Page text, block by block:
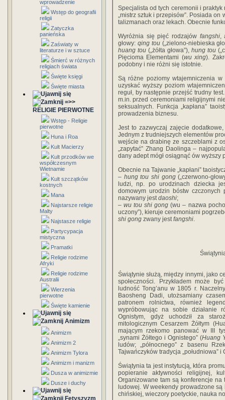
wprowadzenie
Wstęp do geografii
religii
Zatyczka
panieńska
Zaświaty w
literaturze i w sztuce
Śmierć w różnych
religiach świata
Święte księgi
Święte miasta
=>>
RELIGIE PIERWOTNE
Wstęp - Religie
pierwotne
Huna i Roa
Kult Macierzy
Kult przodków we
współczesnym
Wietnamie
Kult szczątków
kostnych
Mana
Najstarsze religie
Malty
Najstasze religie
Partycypacja
mistyczna
Pramatki
Religie rodzime
Afryki
Religie rodzime
Australii
Wierzenia
pierwotne
Święte kamienie
Animizm
Animizm
Animizm 2
Animizm Tylora
Animizm i manizm
Dusza w animizmie
Dusze i duchy
Fetyszyzm
Specjalista od tych ceremonii i
„mistrz sztuk i przepisów”. Posiada
talizmanach oraz lekach. Obecnie
Wyróżnia się pięć rodzajów fangshi,
głowy: qing tou(„zielono-niebieska
huang tou („żółta głowa”), hung tou
Pięcioma Elementami (wu xing).
podobny i nie różni się istotnie.
Są różne poziomy wtajemniczenia
uzyskać wyższy poziom
reguł, by następnie przejść trudny
m.in. przed ceremoniami religijnymi
seksualnych. Funkcja „kapłana”
prowadzenia biznesu.
Jest to zazwyczaj zajęcie
Jednym z trudniejszych elementów
wejście na drabinę ze szczeblami z
„zapytać” Zhang Daolinga –
dany adept mógł osiągnąć ów wyższy
Obecnie na Tajwanie „kapłani”
– hung tou shi gong(„czerwono-
ludzi, np. po urodzinach dziecka
domowym urodzin bóstw czczonych
nazywany jestdaoshi;
–wu tou shi gong (wu – nazwa
uczony”), kieruje ceremoniami
shi gong zwany jestfangshi.
Świątynie służą, między innymi, jako
społeczności. Przykładem może
ludność Tong’anu w 1805 r.
Baosheng Dadi, utożsamiany
patronem rolnictwa, również
wypróbowując na sobie działanie
Ognistym, gdyż uchodził za
mitologicznym Cesarzem Żółtym
mającym rzekomo panować w III
„synami Żółtego i Ognistego” (Huang
ludów; „północnego” z basenu
Tajwańczyków tradycja „południowa”
Świątynia ta jest instytucją, która
popieranie aktywności religijnej,
Organizowane tam są konferencje
ludowej. W weekendy prowadzone
chińskiej, wieczory poetyckie, nauka